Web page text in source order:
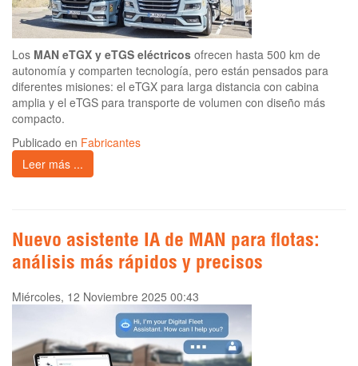
Los MAN eTGX y eTGS eléctricos ofrecen hasta 500 km de
autonomía y comparten tecnología, pero están pensados para
diferentes misiones: el eTGX para larga distancia con cabina
amplia y el eTGS para transporte de volumen con diseño más
compacto.
Publicado en Fabricantes
Leer más ...
Nuevo asistente IA de MAN para flotas:
análisis más rápidos y precisos
Miércoles, 12 Noviembre 2025 00:43